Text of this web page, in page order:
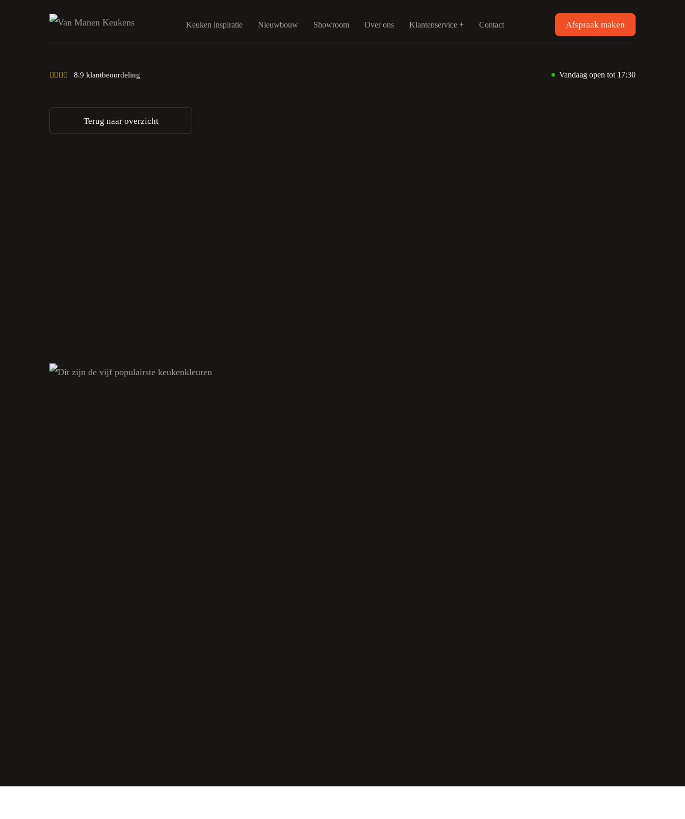
Keuken inspiratie Nieuwbouw Showroom Over ons Klantenservice + Contact Afspraak maken
8.9 klantbeoordeling Vandaag open tot 17:30
Terug naar overzicht